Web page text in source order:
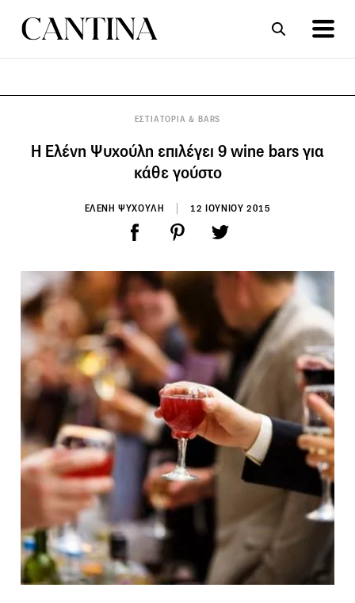
ΕΣΤΙΑΤΟΡΙΑ & BARS
Η Ελένη Ψυχούλη επιλέγει 9 wine bars για
κάθε γούστο
ΕΛΕΝΗ ΨΥΧΟΥΛΗ 12 ΙΟΥΝΙΟΥ 2015